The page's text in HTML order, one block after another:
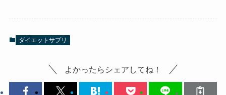
ダイエットサプリ
よかったらシェアしてね！